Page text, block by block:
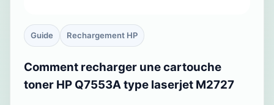
Guide Rechargement HP
Comment recharger une cartouche
toner HP Q7553A type laserjet M2727